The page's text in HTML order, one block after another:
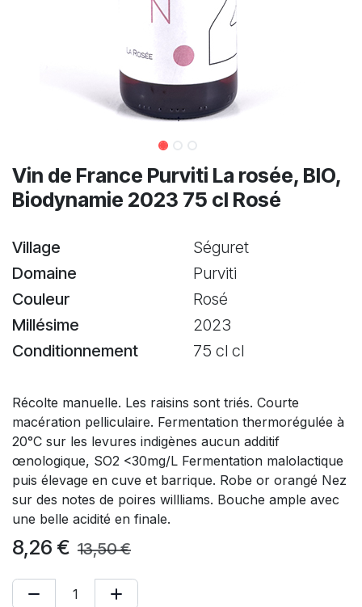
Vin de France Purviti La rosée, BIO,
Biodynamie 2023 75 cl Rosé
Village
Séguret
Domaine
Purviti
Couleur
Rosé
Millésime
2023
Conditionnement
75 cl cl
Récolte manuelle. Les raisins sont triés. Courte
macération pelliculaire. Fermentation thermorégulée à
20°C sur les levures indigènes aucun additif
œnologique, SO2 <30mg/L Fermentation malolactique
puis élevage en cuve et barrique. Robe or orangé Nez
sur des notes de poires willliams. Bouche ample avec
une belle acidité en finale.
8,26 € 13,50€